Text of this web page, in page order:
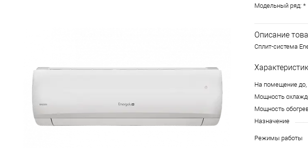
Модельный ряд: *
Описание
Сплит-система
На помещение до,
Мощность
Мощность
Назначение
Режимы работы